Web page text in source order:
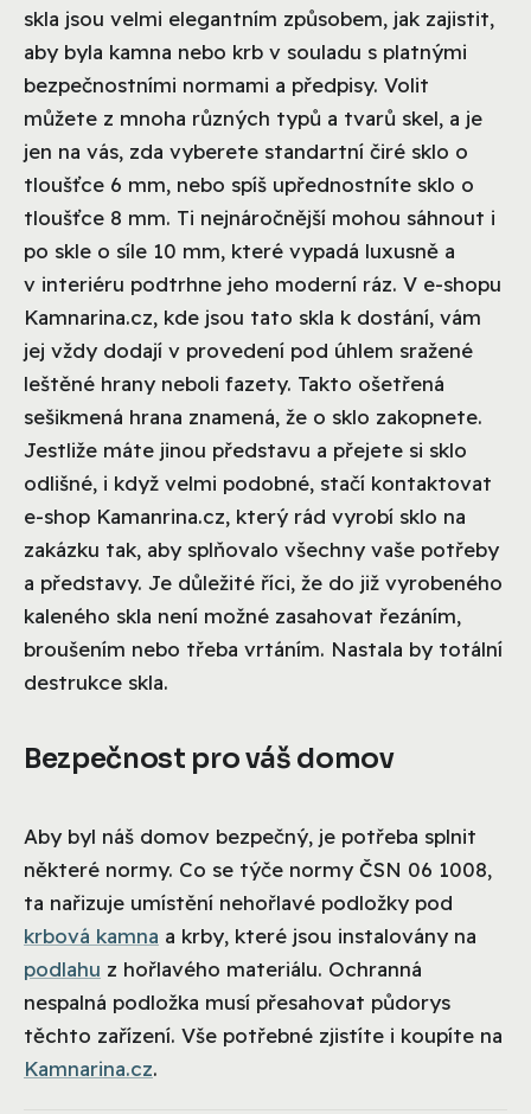
skla jsou velmi elegantním způsobem, jak zajistit,
aby byla kamna nebo krb v souladu s platnými
bezpečnostními normami a předpisy. Volit
můžete z mnoha různých typů a tvarů skel, a je
jen na vás, zda vyberete standartní čiré sklo o
tloušťce 6 mm, nebo spíš upřednostníte sklo o
tloušťce 8 mm. Ti nejnáročnější mohou sáhnout i
po skle o síle 10 mm, které vypadá luxusně a
v interiéru podtrhne jeho moderní ráz. V e-shopu
Kamnarina.cz, kde jsou tato skla k dostání, vám
jej vždy dodají v provedení pod úhlem sražené
leštěné hrany neboli fazety. Takto ošetřená
sešikmená hrana znamená, že o sklo zakopnete.
Jestliže máte jinou představu a přejete si sklo
odlišné, i když velmi podobné, stačí kontaktovat
e-shop Kamanrina.cz, který rád vyrobí sklo na
zakázku tak, aby splňovalo všechny vaše potřeby
a představy. Je důležité říci, že do již vyrobeného
kaleného skla není možné zasahovat řezáním,
broušením nebo třeba vrtáním. Nastala by totální
destrukce skla.
Bezpečnost pro váš domov
Aby byl náš domov bezpečný, je potřeba splnit
některé normy. Co se týče normy ČSN 06 1008,
ta nařizuje umístění nehořlavé podložky pod
krbová kamna a krby, které jsou instalovány na
podlahu z hořlavého materiálu. Ochranná
nespalná podložka musí přesahovat půdorys
těchto zařízení. Vše potřebné zjistíte i koupíte na
Kamnarina.cz.